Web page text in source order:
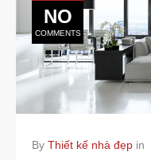
NO
COMMENTS
By Thiết kế nhà đẹp in